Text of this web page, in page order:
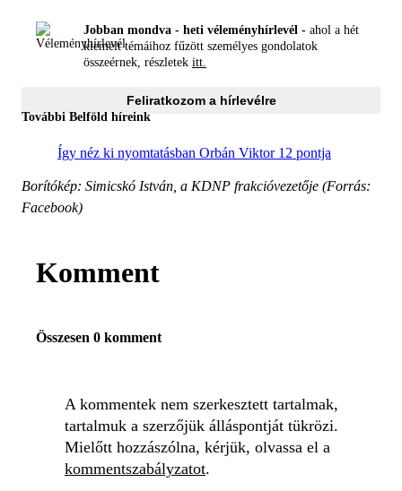
Jobban mondva - heti véleményhírlevél - ahol a hét
kiemelt témáihoz fűzött személyes gondolatok
összeérnek, részletek itt.
Feliratkozom a hírlevélre
További Belföld híreink
Így néz ki nyomtatásban Orbán Viktor 12 pontja
Borítókép: Simicskó István, a KDNP frakcióvezetője (Forrás:
Facebook)
Komment
Összesen 0 komment
A kommentek nem szerkesztett tartalmak,
tartalmuk a szerzőjük álláspontját tükrözi.
Mielőtt hozzászólna, kérjük, olvassa el a
kommentszabályzatot.